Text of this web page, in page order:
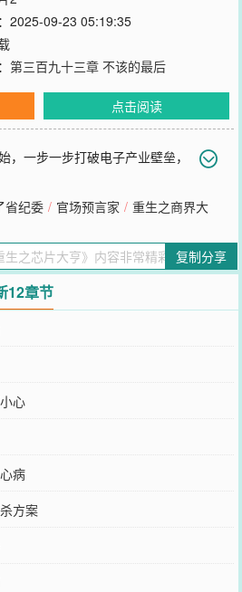
2025-09-23 05:19:35
第三百九十三章 不该的最后
点击阅读
，一步一步打破电子产业壁垒，
省纪委 / 官场预言家 / 重生之商界大
复制分享
12章节
心
病
方案